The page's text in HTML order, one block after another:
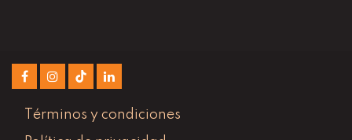
Términos y condiciones